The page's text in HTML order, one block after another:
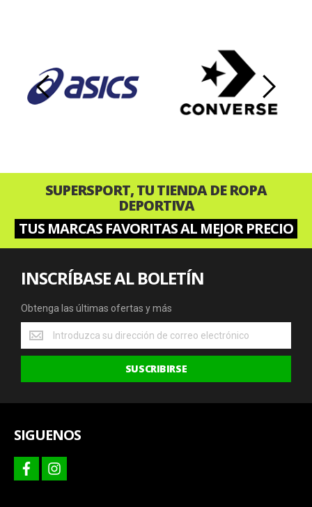
‹ ›
SUPERSPORT, TU TIENDA DE ROPA
DEPORTIVA
TUS MARCAS FAVORITAS AL MEJOR PRECIO
INSCRÍBASE AL BOLETÍN
Obtenga las últimas ofertas y más
Obtenga
las
últimas
y
SUSCRIBIRSE
SIGUENOS
facebookinstagram